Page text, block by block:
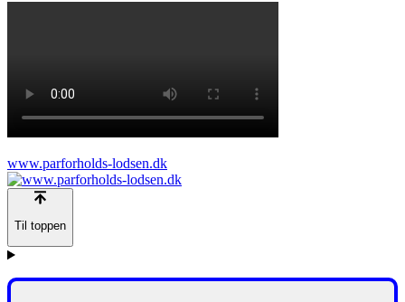
www.parforholds-lodsen.dk
Til toppen